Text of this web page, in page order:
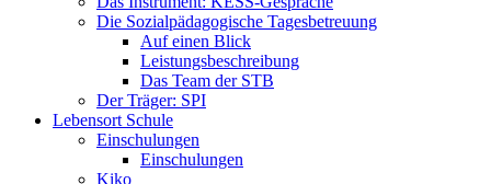
Die Sozialpädagogische Tagesbetreuung
Auf einen Blick
Leistungsbeschreibung
Das Team der STB
Der Träger: SPI
Lebensort Schule
Einschulungen
Einschulungen
Kiko